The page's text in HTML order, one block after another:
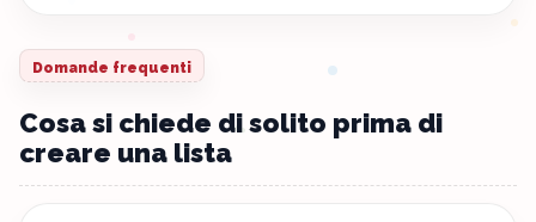
Domande frequenti
Cosa si chiede di solito prima di
creare una lista